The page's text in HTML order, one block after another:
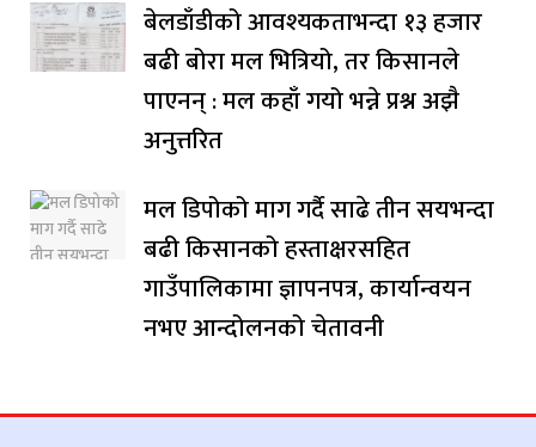
बेलडाँडीको आवश्यकताभन्दा १३ हजार
बढी बोरा मल भित्रियो, तर किसानले
पाएनन् : मल कहाँ गयो भन्ने प्रश्न अझै
अनुत्तरित
मल डिपोको माग गर्दै साढे तीन सयभन्दा
बढी किसानको हस्ताक्षरसहित
गाउँपालिकामा ज्ञापनपत्र, कार्यान्वयन
नभए आन्दोलनको चेतावनी